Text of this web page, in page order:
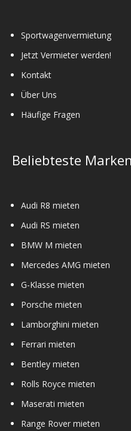
Sportwagenvermietung
Jetzt Vermieter werden!
Kontakt
Über Uns
Häufige Fragen
Beliebteste Marken
Audi R8 mieten
Audi RS mieten
BMW M mieten
Mercedes AMG mieten
G-Klasse mieten
Porsche mieten
Lamborghini mieten
Ferrari mieten
Bentley mieten
Rolls Royce mieten
Maserati mieten
Range Rover mieten